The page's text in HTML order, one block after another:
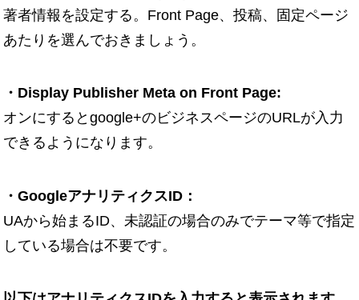
著者情報を設定する。Front Page、投稿、固定ページ
あたりを選んでおきましょう。
・Display Publisher Meta on Front Page:
オンにするとgoogle+のビジネスページのURLが入力
できるようになります。
・GoogleアナリティクスID：
UAから始まるID、未認証の場合のみでテーマ等で指定
している場合は不要です。